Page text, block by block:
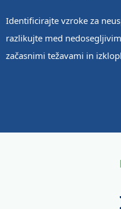
Identificirajte vzroke za
razlikujte med
začasnimi težavami in